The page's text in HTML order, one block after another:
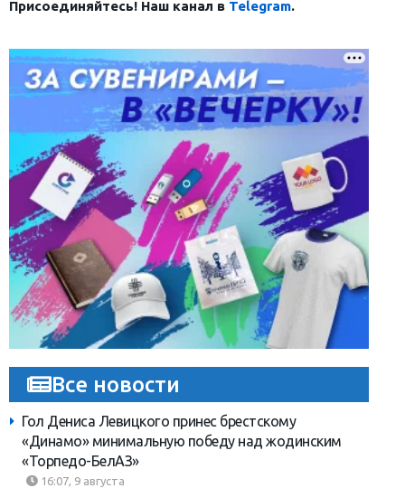
Присоединяйтесь! Наш канал в Telegram.
Все новости
Гол Дениса Левицкого принес брестскому
«Динамо» минимальную победу над жодинским
«Торпедо-БелАЗ»
16:07, 9 августа